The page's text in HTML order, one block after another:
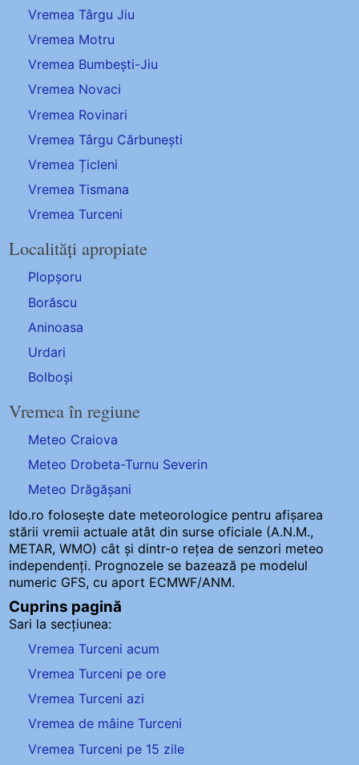
Vremea Târgu Jiu
Vremea Motru
Vremea Bumbești-Jiu
Vremea Novaci
Vremea Rovinari
Vremea Târgu Cărbunești
Vremea Țicleni
Vremea Tismana
Vremea Turceni
Localități apropiate
Plopșoru
Borăscu
Aninoasa
Urdari
Bolboși
Vremea în regiune
Meteo Craiova
Meteo Drobeta-Turnu Severin
Meteo Drăgășani
Ido.ro folosește date meteorologice pentru afișarea
stării vremii actuale atât din surse oficiale (A.N.M.,
METAR, WMO) cât și dintr-o rețea de senzori meteo
independenți. Prognozele se bazează pe modelul
numeric GFS, cu aport ECMWF/ANM.
Cuprins pagină
Sari la secțiunea:
Vremea Turceni acum
Vremea Turceni pe ore
Vremea Turceni azi
Vremea de mâine Turceni
Vremea Turceni pe 15 zile